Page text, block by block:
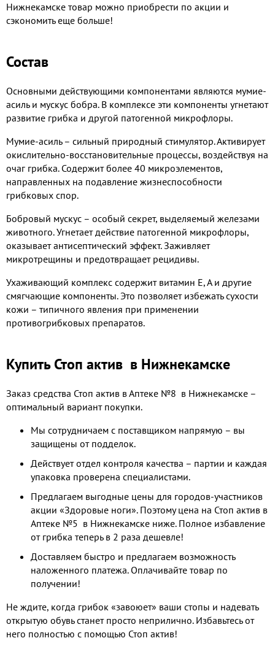
Нижнекамске товар можно приобрести по акции и
сэкономить еще больше!
Состав
Основными действующими компонентами являются мумие-
асиль и мускус бобра. В комплексе эти компоненты угнетают
развитие грибка и другой патогенной микрофлоры.
Мумие-асиль – сильный природный стимулятор. Активирует
окислительно-восстановительные процессы, воздействуя на
очаг грибка. Содержит более 40 микроэлементов,
направленных на подавление жизнеспособности
грибковых спор.
Бобровый мускус – особый секрет, выделяемый железами
животного. Угнетает действие патогенной микрофлоры,
оказывает антисептический эффект. Заживляет
микротрещины и предотвращает рецидивы.
Ухаживающий комплекс содержит витамин Е, А и другие
смягчающие компоненты. Это позволяет избежать сухости
кожи – типичного явления при применении
противогрибковых препаратов.
Купить Стоп актив в Нижнекамске
Заказ средства Стоп актив в Аптеке №8 в Нижнекамске –
оптимальный вариант покупки.
Мы сотрудничаем с поставщиком напрямую – вы
защищены от подделок.
Действует отдел контроля качества – партии и каждая
упаковка проверена специалистами.
Предлагаем выгодные цены для городов-участников
акции «Здоровые ноги». Поэтому цена на Стоп актив в
Аптеке №5 в Нижнекамске ниже. Полное избавление
от грибка теперь в 2 раза дешевле!
Доставляем быстро и предлагаем возможность
наложенного платежа. Оплачивайте товар по
получении!
Не ждите, когда грибок «завоюет» ваши стопы и надевать
открытую обувь станет просто неприлично. Избавьтесь от
него полностью с помощью Стоп актив!